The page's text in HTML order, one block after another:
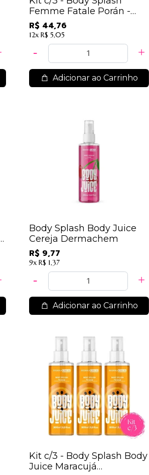
Femme Fatale Porán -
FATAL / 14,92
R$ 44,76
12x R$ 5,05
Adicionar ao Carrinho
Body Splash Body Juice
Cereja Dermachem
R$ 9,77
9x R$ 1,37
Adicionar ao Carrinho
Kit c/3 - Body Splash Body
Juice Maracujá